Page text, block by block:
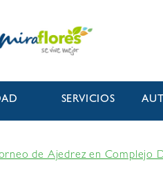
SERVICIOS
de Ajedrez en Complejo